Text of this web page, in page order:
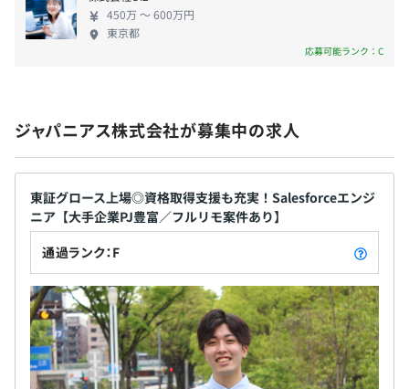
プロジェクトにより異なります
平均3名～10名で開発をおこなっています。
昇給：年1回（4月）
合加入〉・厚生年金保険、雇用保険・労災保険）
無期雇用
6カ月（期間中、給与・待遇に変更はありません）
450万 〜 600万円
東京都
応募可能ランク：C
ジャパニアス株式会社が募集中の求人
東証グロース上場◎資格取得支援も充実！Salesforceエンジ
ニア【大手企業PJ豊富／フルリモ案件あり】
通過ランク：F